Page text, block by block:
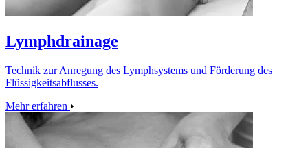
Lymphdrainage
Technik zur Anregung des Lymphsystems und Förderung des
Flüssigkeitsabflusses.
Mehr erfahren